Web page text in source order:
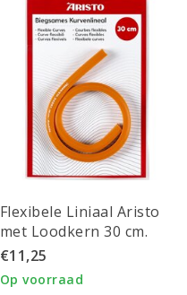
Flexibele Liniaal Aristo
met Loodkern 30 cm.
€11,25
Op voorraad